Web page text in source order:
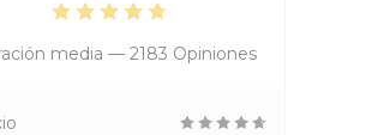
media — 2183 Opiniones